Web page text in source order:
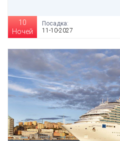
10
Ночей
Посадка:
11-10-2027